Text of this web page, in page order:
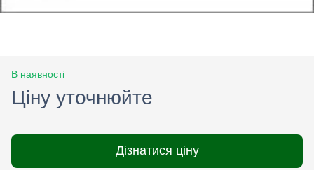
В наявності
Ціну уточнюйте
Дізнатися ціну